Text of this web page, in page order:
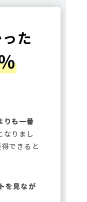
た
りも一番
なりまし
できると
を見なが